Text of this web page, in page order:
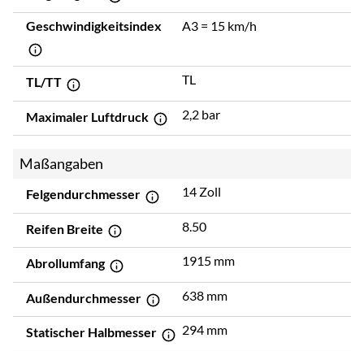
Geschwindigkeitsindex A3 = 15 km/h
TL/TT TL
Maximaler Luftdruck 2,2 bar
Maßangaben
Felgendurchmesser 14 Zoll
Reifen Breite 8.50
Abrollumfang 1915 mm
Außendurchmesser 638 mm
Statischer Halbmesser 294 mm